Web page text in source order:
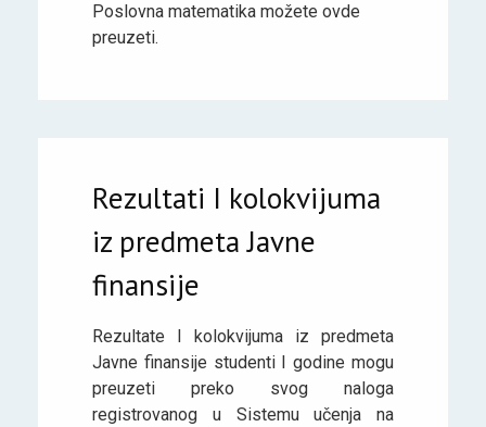
Poslovna matematika možete ovde
preuzeti.
Rezultati I kolokvijuma
iz predmeta Javne
finansije
Rezultate I kolokvijuma iz predmeta
Javne finansije studenti I godine mogu
preuzeti preko svog naloga
registrovanog u Sistemu učenja na